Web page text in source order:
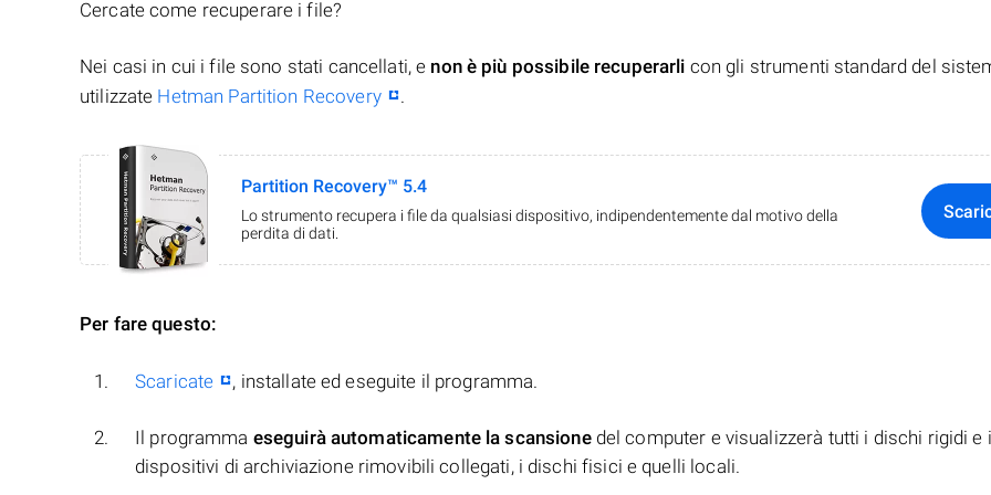
Cercate come recuperare i file?
Nei casi in cui i file sono stati cancellati, e non è più possibile recuperarli con gli strumenti standard del
utilizzate Hetman Partition Recovery .
Partition Recovery™ 5.4
Lo strumento recupera i file da qualsiasi dispositivo, indipendentemente dal motivo della
perdita di dati.
Per fare questo:
Scaricate , installate ed eseguite il programma.
Il programma eseguirà automaticamente la scansionedel computer e visualizzerà tutti i dischi rigidi e i
dispositivi di archiviazione rimovibili collegati, i dischi fisici e quelli locali.